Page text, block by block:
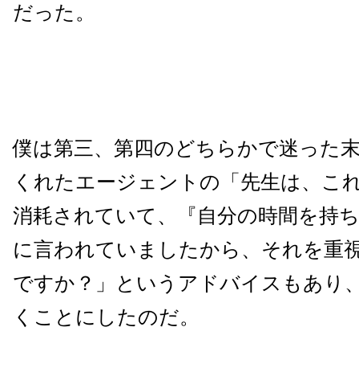
だった。
僕は第三、第四のどちらかで迷った
くれたエージェントの「先生は、こ
消耗されていて、『自分の時間を持
に言われていましたから、それを重
ですか？」というアドバイスもあり
くことにしたのだ。